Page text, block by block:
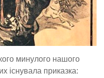
минулого нашого
існувала приказка: